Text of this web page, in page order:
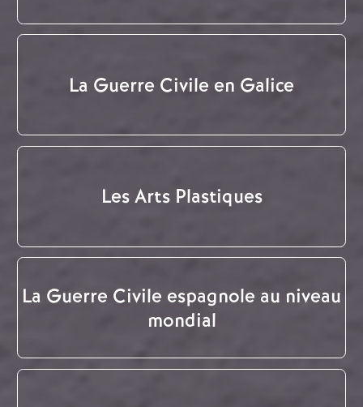
La Guerre Civile en Galice
Les Arts Plastiques
La Guerre Civile espagnole au niveau
mondial